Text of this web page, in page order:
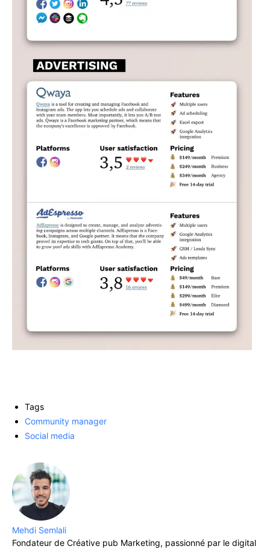
Tags
Community manager
Social media
Mehdi Semlali
Fondateur de Créative pub Marketing, passionné par le digital